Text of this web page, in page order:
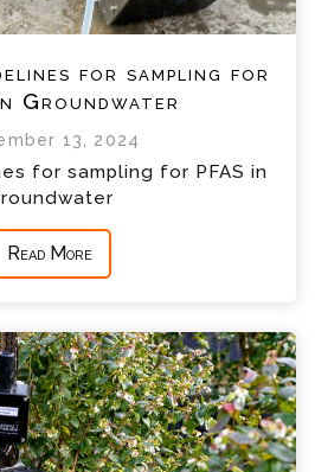
for sampling for
Groundwater
13, 2024
for sampling for PFAS in
Read More